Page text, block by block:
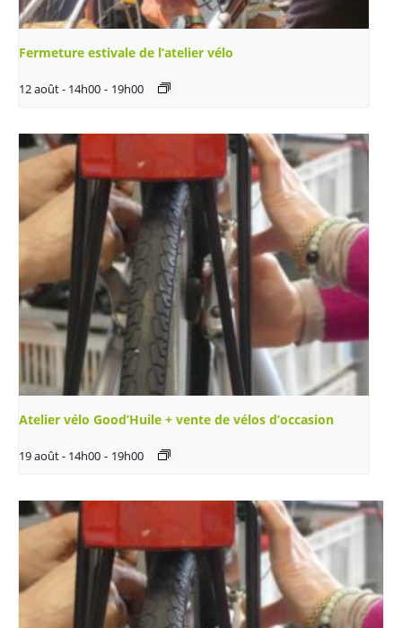
Fermeture estivale de l’atelier vélo
12 août - 14h00 - 19h00
Atelier vélo Good’Huile + vente de vélos d’occasion
19 août - 14h00 - 19h00